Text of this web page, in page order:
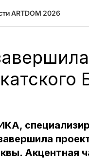
ARTDOM 2026
Акцентная